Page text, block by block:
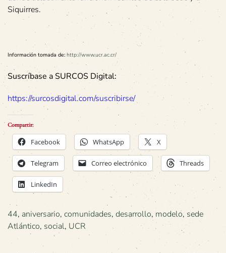
Siquirres.
Información tomada de: http://www.ucr.ac.cr/
Suscríbase a SURCOS Digital:
https://surcosdigital.com/suscribirse/
Compartir:
Facebook WhatsApp X
Telegram Correo electrónico Threads
LinkedIn
44, aniversario, comunidades, desarrollo, modelo, sede
Atlántico, social, UCR